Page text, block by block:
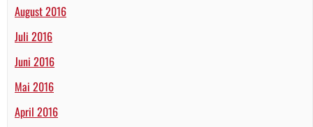
August 2016
Juli 2016
Juni 2016
Mai 2016
April 2016